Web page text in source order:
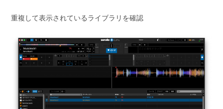
重複して表示されているライブラリを確認